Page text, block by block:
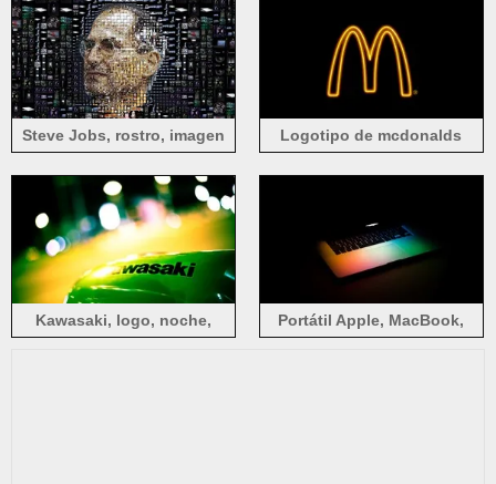
Steve Jobs, rostro, imagen
Logotipo de mcdonalds
Kawasaki, logo, noche,
Portátil Apple, MacBook,